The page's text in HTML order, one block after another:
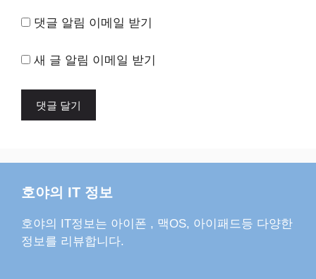
댓글 알림 이메일 받기
새 글 알림 이메일 받기
호야의 IT 정보
호야의 IT정보는 아이폰 , 맥OS, 아이패드등 다양한
정보를 리뷰합니다.